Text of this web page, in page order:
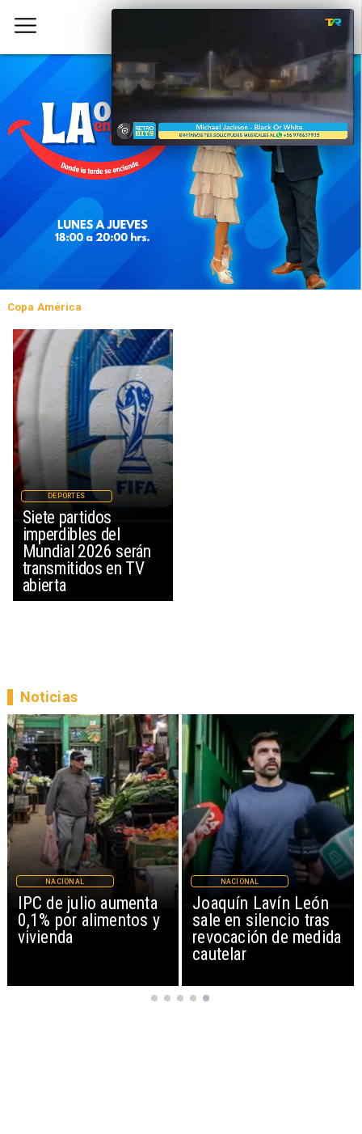
Copa América
Siete partidos
imperdibles del
Mundial 2026 serán
transmitidos en TV
abierta
DEPORTES
IPC de julio aumenta
0,1% por alimentos y
vivienda
NACIONAL
Joaquín Lavín León
sale en silencio tras
revocación de medida
cautelar
NACIONAL
Noticias